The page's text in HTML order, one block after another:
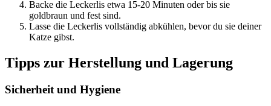
Backe die Leckerlis etwa 15-20 Minuten oder bis sie
goldbraun und fest sind.
Lasse die Leckerlis vollständig abkühlen, bevor du sie deiner
Katze gibst.
Tipps zur Herstellung und Lagerung
Sicherheit und Hygiene